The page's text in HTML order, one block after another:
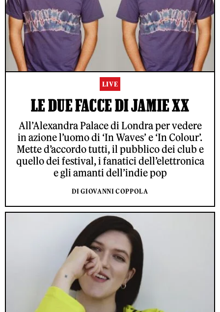
LIVE
LE DUE FACCE DI JAMIE XX
All’Alexandra Palace di Londra per vedere
in azione l’uomo di ‘In Waves’ e ‘In Colour’.
Mette d’accordo tutti, il pubblico dei club e
quello dei festival, i fanatici dell’elettronica
e gli amanti dell’indie pop
DI GIOVANNI COPPOLA